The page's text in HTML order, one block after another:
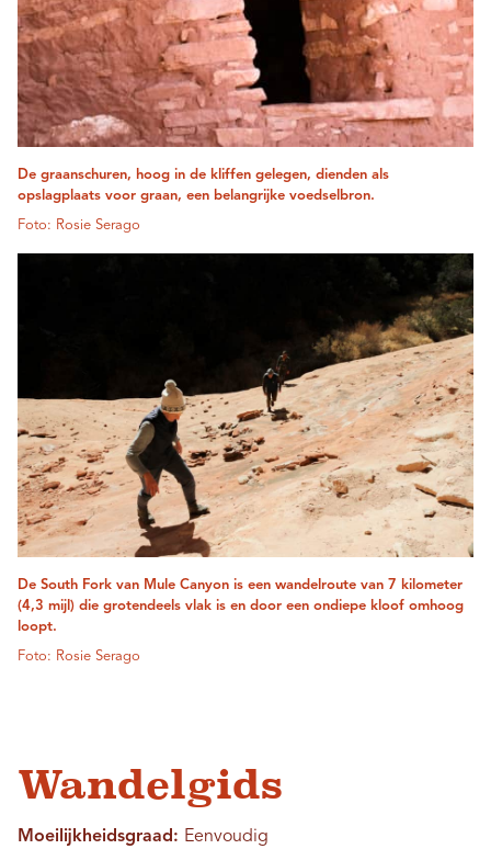
De graanschuren, hoog in de kliffen gelegen, dienden als
opslagplaats voor graan, een belangrijke voedselbron.
Foto: Rosie Serago
De South Fork van Mule Canyon is een wandelroute van 7 kilometer
(4,3 mijl) die grotendeels vlak is en door een ondiepe kloof omhoog
loopt.
Foto: Rosie Serago
Wandelgids
Moeilijkheidsgraad: Eenvoudig